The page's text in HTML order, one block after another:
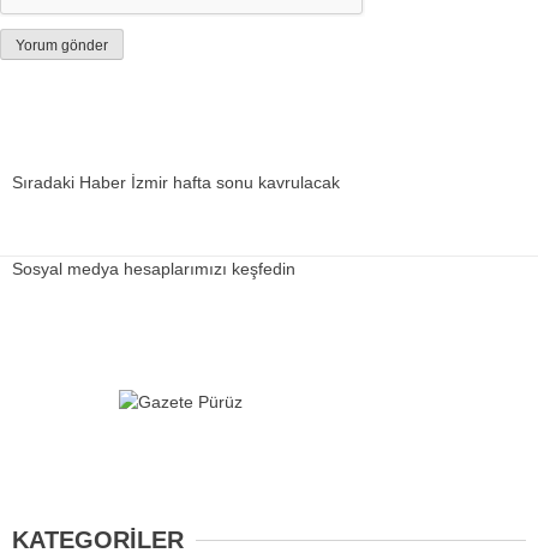
Sıradaki Haber İzmir hafta sonu kavrulacak
Sosyal medya hesaplarımızı keşfedin
KATEGORİLER